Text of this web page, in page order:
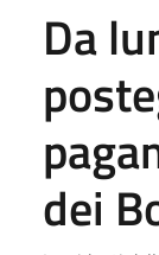
Da
dei